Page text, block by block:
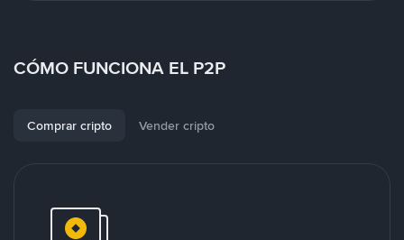
CÓMO FUNCIONA EL P2P
Comprar cripto Vender cripto